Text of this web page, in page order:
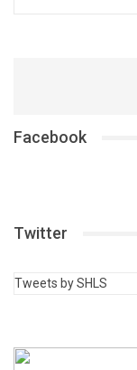
Facebook
Twitter
Tweets by SHLS